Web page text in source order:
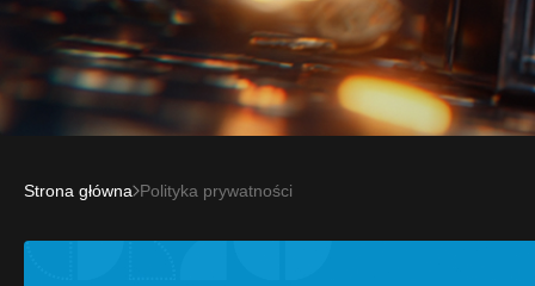
Strona główna Polityka prywatności